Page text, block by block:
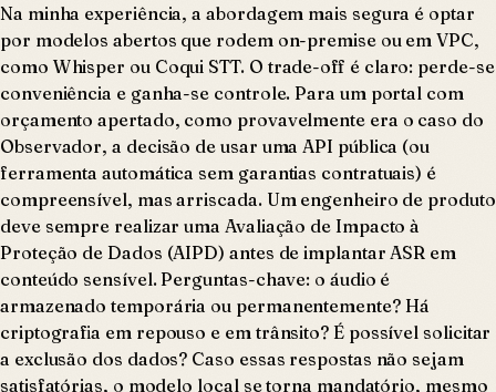
Na minha experiência, a abordagem mais segura é optar
por modelos abertos que rodem on-premise ou em VPC,
como Whisper ou Coqui STT. O trade-off é claro: perde-se
conveniência e ganha-se controle. Para um portal com
orçamento apertado, como provavelmente era o caso do
Observador, a decisão de usar uma API pública (ou
ferramenta automática sem garantias contratuais) é
compreensível, mas arriscada. Um engenheiro de produto
deve sempre realizar uma Avaliação de Impacto à
Proteção de Dados (AIPD) antes de implantar ASR em
conteúdo sensível. Perguntas-chave: o áudio é
armazenado temporária ou permanentemente? Há
criptografia em repouso e em trânsito? É possível solicitar
a exclusão dos dados? Caso essas respostas não sejam
satisfatórias, o modelo local se torna mandatório, mesmo